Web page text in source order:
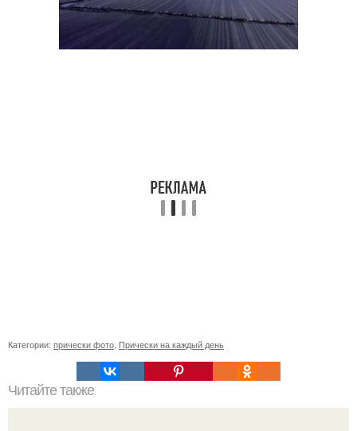
Категории: прически фото Прически на каждый день
Читайте также